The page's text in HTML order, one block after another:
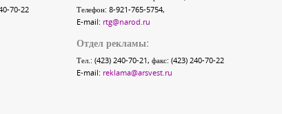
70-22
Телефон: 8-921-765-5754,
E-mail: rtg@narod.ru
Отдел рекламы:
Тел.: (423) 240-70-21, факс: (423) 240-70-22
E-mail: reklama@arsvest.ru